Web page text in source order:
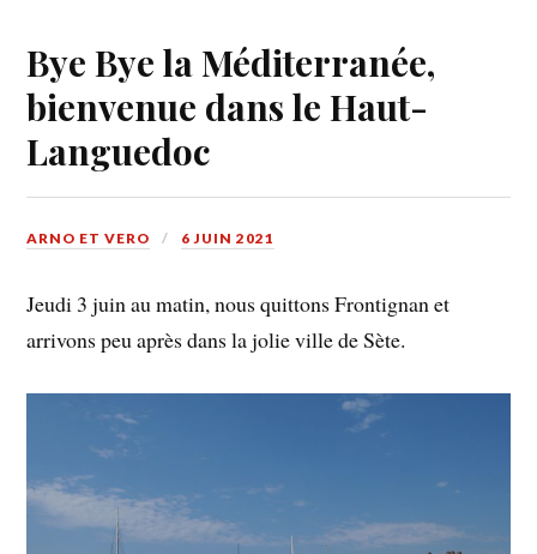
Bye Bye la Méditerranée,
bienvenue dans le Haut-
Languedoc
ARNO ET VERO 6 JUIN 2021
Jeudi 3 juin au matin, nous quittons Frontignan et
arrivons peu après dans la jolie ville de Sète.